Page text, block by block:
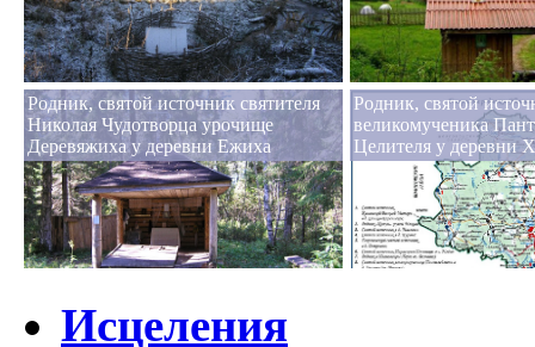
Родник, святой источник святителя
Николая Чудотворца урочище
Деревяжиха у деревни Ежиха
Родник, святой
великомученика
Целителя у деревни
Исцеления